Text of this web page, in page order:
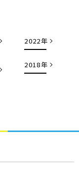
2022年
2018年